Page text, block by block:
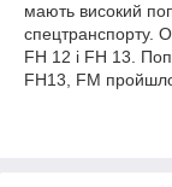
мають високий
спецтранспорту.
FH 12 і FH 13.
FH13, FM
повністю